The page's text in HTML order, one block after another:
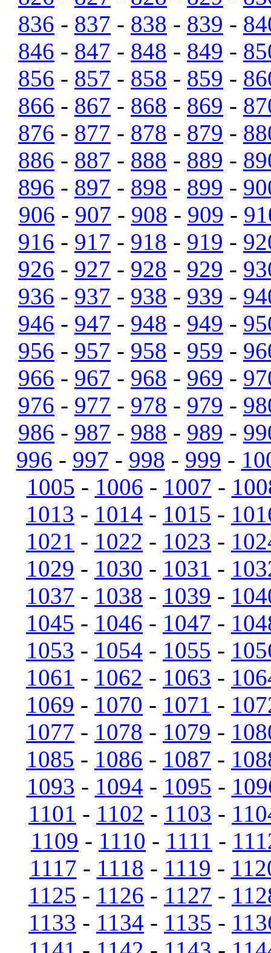
836 - 837 - 838 - 839 -
846 - 847 - 848 - 849 -
856 - 857 - 858 - 859 -
866 - 867 - 868 - 869 -
876 - 877 - 878 - 879 -
886 - 887 - 888 - 889 -
896 - 897 - 898 - 899 -
906 - 907 - 908 - 909 -
916 - 917 - 918 - 919 -
926 - 927 - 928 - 929 -
936 - 937 - 938 - 939 -
946 - 947 - 948 - 949 -
956 - 957 - 958 - 959 -
966 - 967 - 968 - 969 -
976 - 977 - 978 - 979 -
986 - 987 - 988 - 989 -
996 - 997 - 998 - 999 -
1005 - 1006 - 1007 -
1013 - 1014 - 1015 -
1021 - 1022 - 1023 -
1029 - 1030 - 1031 -
1037 - 1038 - 1039 -
1045 - 1046 - 1047 -
1053 - 1054 - 1055 -
1061 - 1062 - 1063 -
1069 - 1070 - 1071 -
1077 - 1078 - 1079 -
1085 - 1086 - 1087 -
1093 - 1094 - 1095 -
1101 - 1102 - 1103 -
1109 - 1110 - 1111 -
1117 - 1118 - 1119 -
1125 - 1126 - 1127 -
1133 - 1134 - 1135 -